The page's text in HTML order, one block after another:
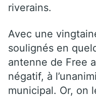
riverains.
Avec une
soulignés en
antenne de Free
négatif, à
municipal. Or, on